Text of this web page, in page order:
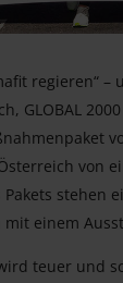
regieren“
GLOBAL
von
stehen
einem
teuer und